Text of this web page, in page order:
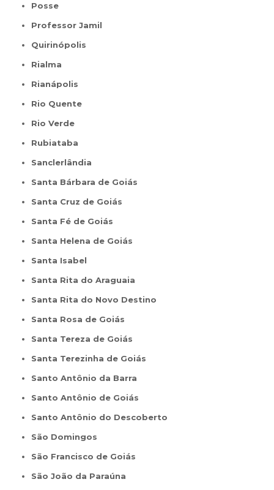
Posse
Professor Jamil
Quirinópolis
Rialma
Rianápolis
Rio Quente
Rio Verde
Rubiataba
Sanclerlândia
Santa Bárbara de Goiás
Santa Cruz de Goiás
Santa Fé de Goiás
Santa Helena de Goiás
Santa Isabel
Santa Rita do Araguaia
Santa Rita do Novo Destino
Santa Rosa de Goiás
Santa Tereza de Goiás
Santa Terezinha de Goiás
Santo Antônio da Barra
Santo Antônio de Goiás
Santo Antônio do Descoberto
São Domingos
São Francisco de Goiás
São João da Paraúna